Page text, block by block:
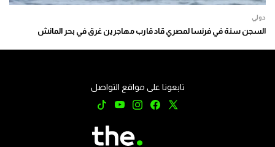
دولي
السجن سنة في فرنسا لمصري قاد قارب مهاجرين غرق في بحر المانش
تابعونا على مواقع التواصل